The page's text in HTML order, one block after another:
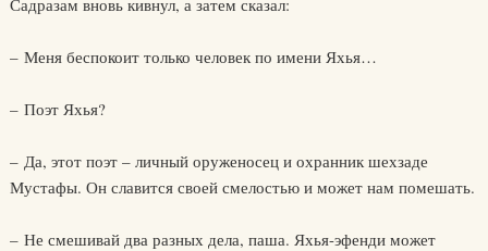
Садразам вновь кивнул, а затем сказал:
– Меня беспокоит только человек по имени Яхья…
– Поэт Яхья?
– Да, этот поэт – личный оруженосец и охранник шехзаде
Мустафы. Он славится своей смелостью и может нам помешать.
– Не смешивай два разных дела, паша. Яхья-эфенди может